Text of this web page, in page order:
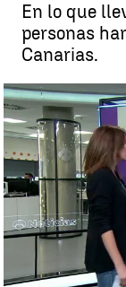
En lo que
personas
Canarias.
¿Por qué están
Antena 3
Actualizado: 20
Publicado:
20